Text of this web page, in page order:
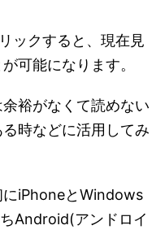
ックすると、現在見
可能になります。
裕がなくて読めない
時などに活用してみ
にiPhoneとWindows
Android(アンドロイ